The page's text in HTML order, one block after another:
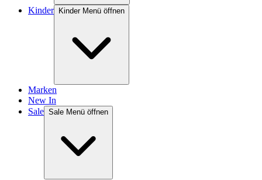
Kinder Kinder Menü öffnen
Marken
New In
Sale Sale Menü öffnen